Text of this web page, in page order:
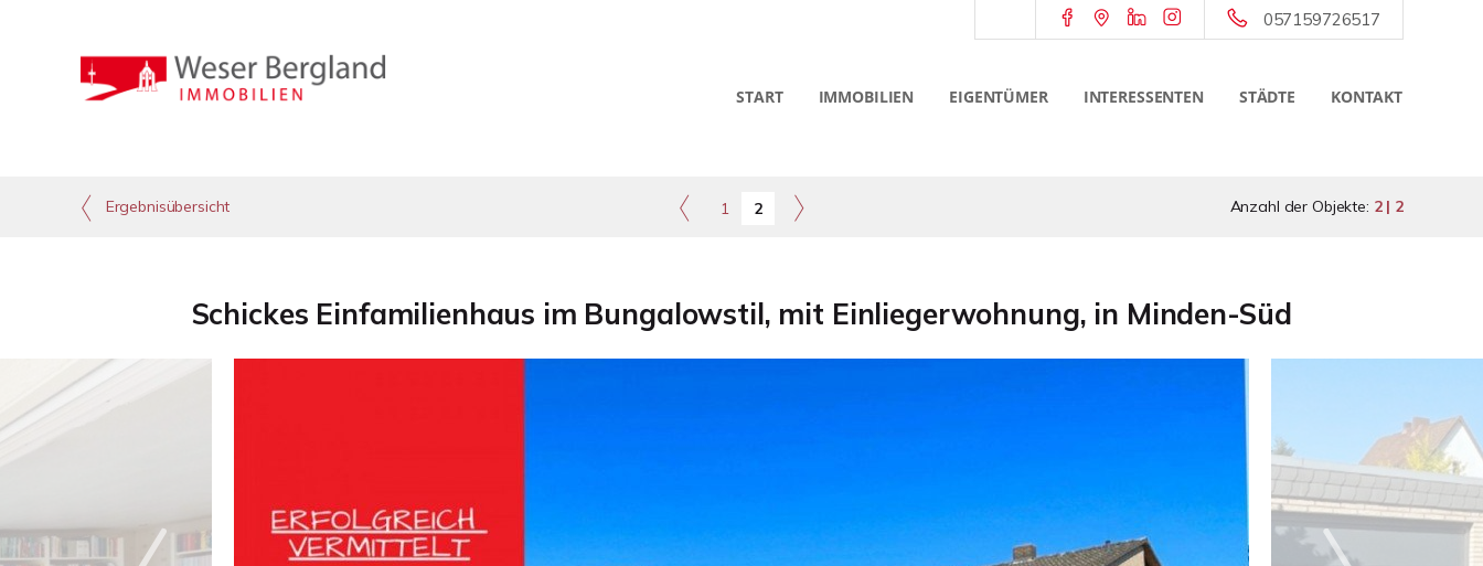
057159726517
START IMMOBILIEN EIGENTÜMER INTERESSENTEN STÄDTE KONTAKT
Ergebnisübersicht 1 2 Anzahl der Objekte: 2 | 2
Schickes Einfamilienhaus im Bungalowstil, mit Einliegerwohnung, in Minden-Süd